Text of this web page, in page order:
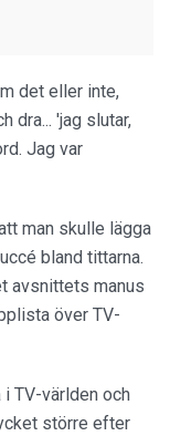
det eller inte,
dra... 'jag slutar,
Jag var
man skulle lägga
bland tittarna.
avsnittets manus
över TV-
TV-världen och
större efter